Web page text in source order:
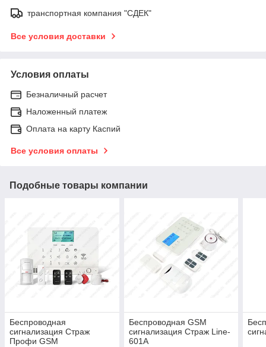
транспортная компания "СДЕК"
Все условия доставки
Условия оплаты
Безналичный расчет
Наложенный платеж
Оплата на карту Каспий
Все условия оплаты
Подобные товары компании
Беспроводная
сигнализация Страж
Профи GSM
Беспроводная GSM
сигнализация Страж Line-
601A